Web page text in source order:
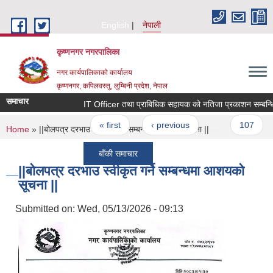
English
नेपाली
कृष्णनगर नगरपालिका
नगर कार्यपालिकाको कार्यालय
कृष्णनगर, कपिलवस्तु, लुम्बिनी प्रदेश, नेपाल
समाचार IT Officer तथा प्राबिधिक सहायक को नतिजा प्रकाशन सम्बन्धि
Pages
« first ‹ previous …
बाँकी समाचार
You are here
Home » ||बोलपत्र दरभाउ स्वीकृत गर्ने सम्बन्धमा आशयको सूचना ||
||बोलपत्र दरभाउ स्वीकृत गर्ने सम्बन्धमा आशयको
सूचना ||
Submitted on: Wed, 05/13/2026 - 09:13